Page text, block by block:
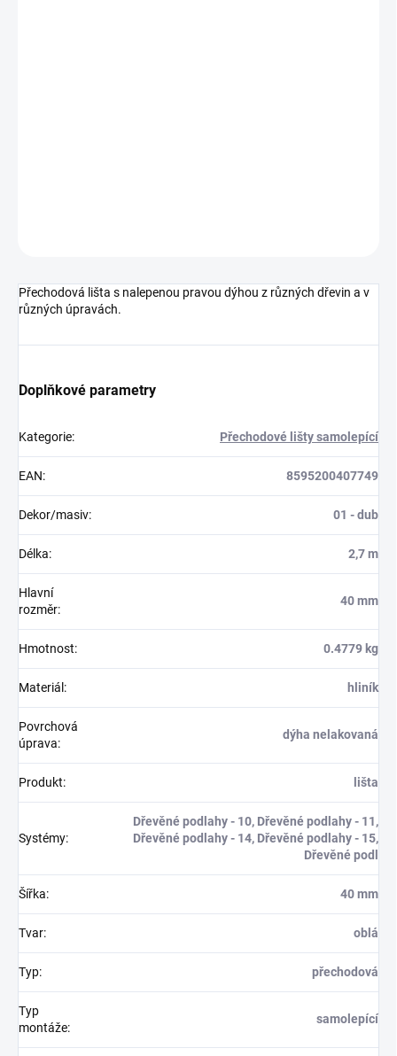
Přechodová lišta s nalepenou pravou dýhou z různých dřevin a v
různých úpravách.
Doplňkové parametry
Kategorie: Přechodové lišty samolepící
EAN: 8595200407749
Dekor/masiv: 01 - dub
Délka: 2,7 m
Hlavní
rozměr:
40 mm
Hmotnost: 0.4779 kg
Materiál : hliník
Povrchová
úprava:
dýha nelakovaná
Produkt: lišta
Systémy:
Dřevěné podlahy - 10, Dřevěné podlahy - 11,
Dřevěné podlahy - 14, Dřevěné podlahy - 15,
Dřevěné podl
Šířka: 40 mm
Tvar: oblá
Typ: přechodová
Typ
montáže:
samolepící